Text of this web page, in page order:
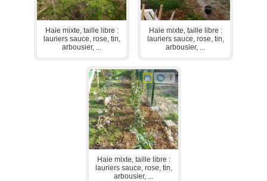
Haie mixte, taille libre :
lauriers sauce, rose, tin,
arbousier, ...
Haie mixte, taille libre :
lauriers sauce, rose, tin,
arbousier, ...
1
Haie mixte, taille libre :
lauriers sauce, rose, tin,
arbousier, ...